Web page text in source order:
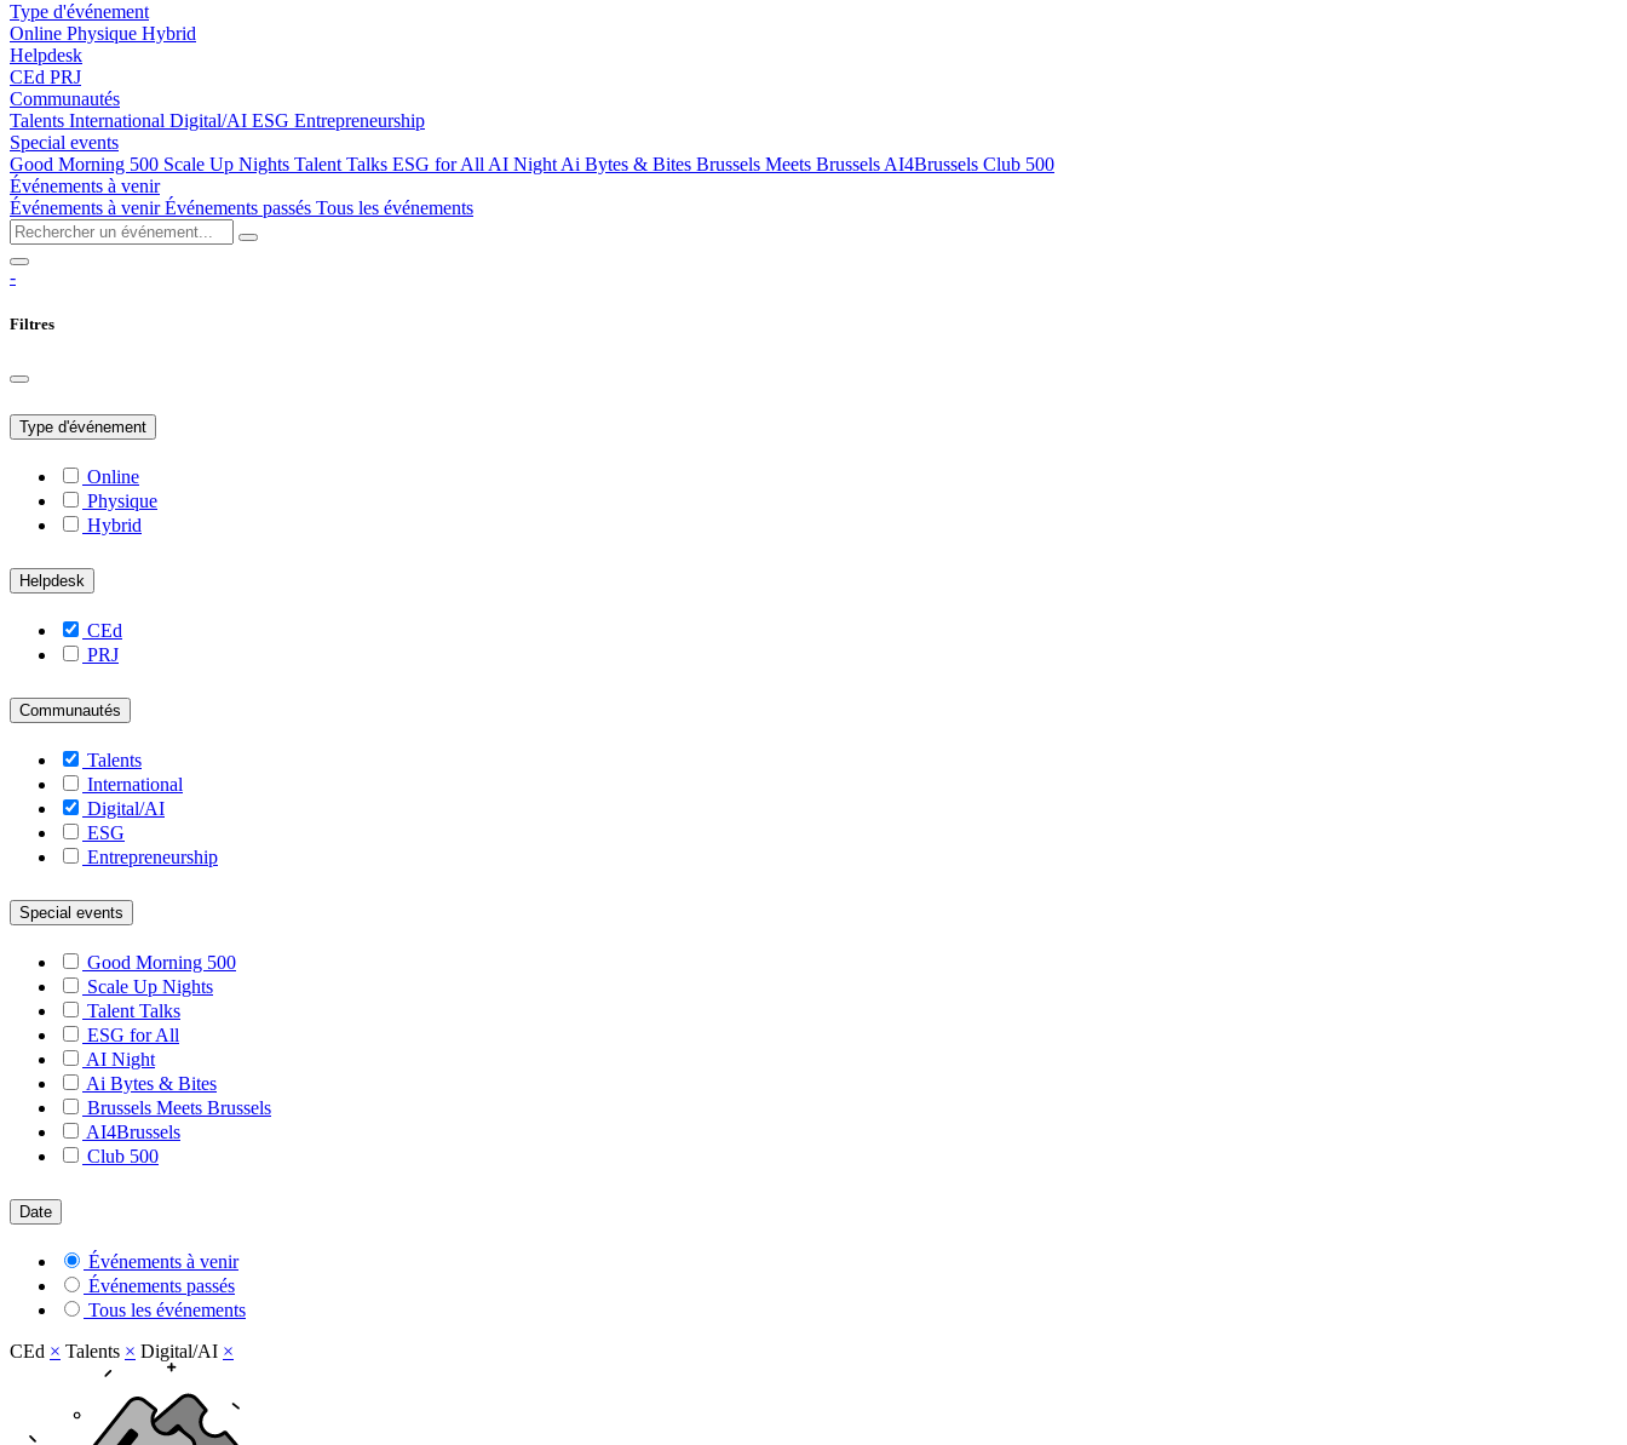
Type d'événement
Online Physique Hybrid
Helpdesk
CEd PRJ
Communautés
Talents International Digital/AI ESG Entrepreneurship
Special events
Good Morning 500 Scale Up Nights Talent Talks ESG for All AI Night Ai Bytes & Bites Brussels Meets Brussels AI4Brussels Club 500
Événements à venir
Événements à venirÉvénements passés Tous les événements
-
Filtres
Type d'événement
Online
Physique
Hybrid
Helpdesk
CEd
PRJ
Communautés
Talents
International
Digital/AI
ESG
Entrepreneurship
Special events
Good Morning 500
Scale Up Nights
Talent Talks
ESG for All
AI Night
Ai Bytes & Bites
Brussels Meets Brussels
AI4Brussels
Club 500
Date
Événements à venir
Événements passés
Tous les événements
CEd × Talents × Digital/AI ×